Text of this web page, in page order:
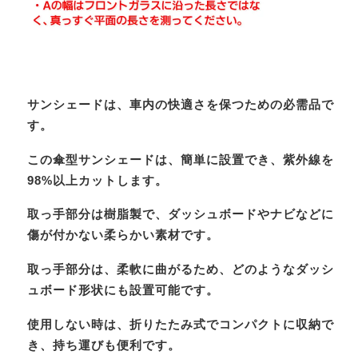
サンシェードは、車内の快適さを保つための必需品で
す。
この傘型サンシェードは、簡単に設置でき、紫外線を
98%以上カットします。
取っ手部分は樹脂製で、ダッシュボードやナビなどに
傷が付かない柔らかい素材です。
取っ手部分は、柔軟に曲がるため、どのようなダッシ
ュボード形状にも設置可能です。
使用しない時は、折りたたみ式でコンパクトに収納で
き、持ち運びも便利です。